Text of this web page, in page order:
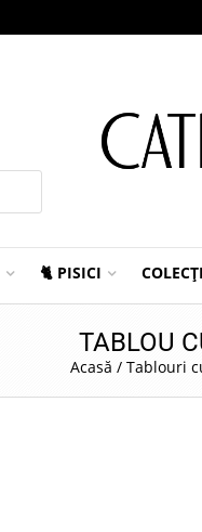
🐈 PISICI
TABLOU
Acasă / Tablouri